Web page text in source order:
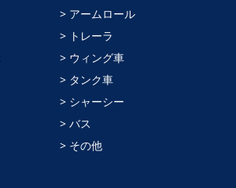
> アームロール
> トレーラ
> ウィング車
> タンク車
> シャーシー
> バス
> その他